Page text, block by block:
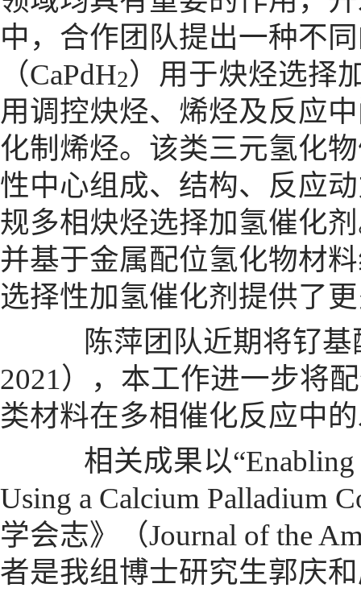
中，合作团队提出一种不
（CaPdH2）用于炔烃选择
用调控炔烃、烯烃及反应
化制烯烃。该类三元氢化
性中心组成、结构、反应
规多相炔烃选择加氢催化
并基于金属配位氢化物材
选择性加氢催化剂提供了
陈萍团队近期将钌基
2021），本工作进一步将
类材料在多相催化反应中
相关成果以“Enabling
Using a Calcium Palladium
学会志》（Journal of the
者是我组博士研究生郭庆